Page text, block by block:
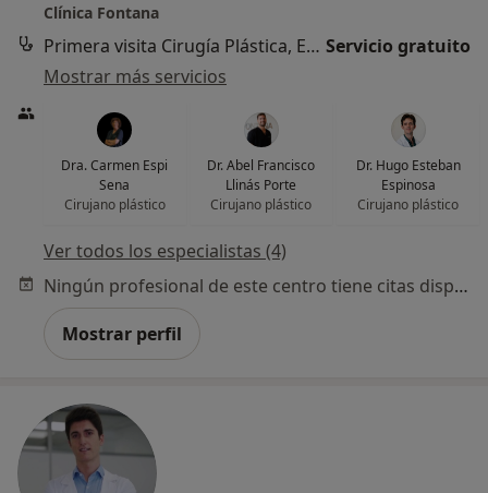
Clínica Fontana
Primera visita Cirugía Plástica, Estética y Reparadora Servicio gratuito
Mostrar más servicios
Dra. Carmen Espi
Sena
Cirujano plástico
Dr. Abel Francisco
Llinás Porte
Cirujano plástico
Dr. Hugo Esteban
Espinosa
Cirujano plástico
Ver todos los especialistas (4)
Ningún profesional de este centro tiene citas disponibles
Mostrar perfil